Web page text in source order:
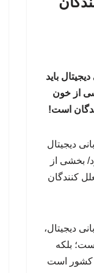
باید
از خون
دیجیتال،
بلکه
کشور است